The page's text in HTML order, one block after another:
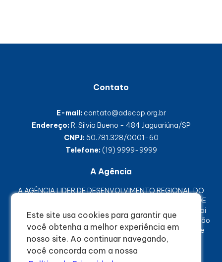
Este site usa cookies para garantir que
você obtenha a melhor experiência em
nosso site. Ao continuar navegando,
você concorda com a nossa
Contato
E-mail: contato@adecap.org.br
Endereço:R. Silvia Bueno - 484 Jaguariúna/SP
CNPJ:50.781.328/0001-60
Telefone:(19) 9999-9999
A Agência
A AGÊNCIA LIDER DE DESENVOLVIMENTO REGIONAL DO
CIRCUITO DAS ÁGUAS PAULISTA, ou apenas AGÊNCIA DE
DESENVOLVIMENTO CIRCUITO DAS ÁGUAS PAULISTA, foi
criada em 15 de dezembro de 2022 como uma associação
civil de direito privado, sem fins lucrativos e de interesse
público, com autonomia administrativa e financeira.